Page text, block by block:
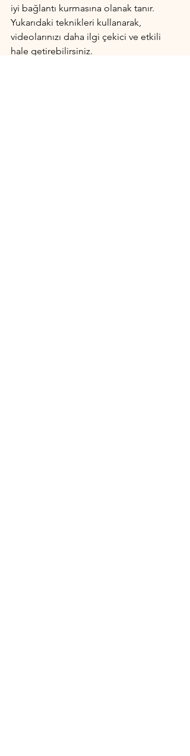
iyi bağlantı kurmasına olanak tanır.
Yukarıdaki teknikleri kullanarak,
videolarınızı daha ilgi çekici ve etkili
hale getirebilirsiniz.